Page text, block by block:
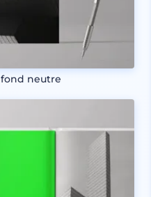
fond neutre